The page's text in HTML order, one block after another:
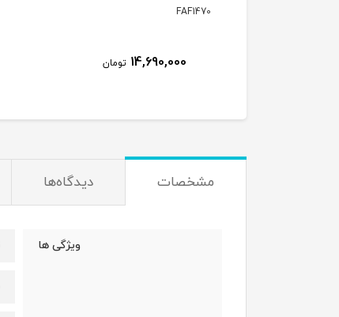
FAF1470
14,690,000 تومان
مشخصات دیدگاه‌ها
ویژگی ها